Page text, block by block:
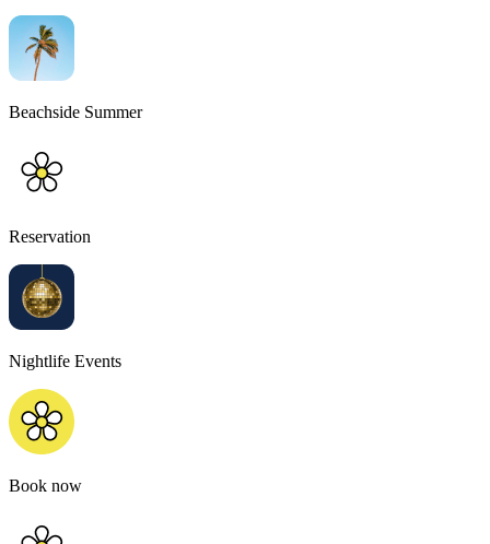
Beachside Summer
Reservation
Nightlife Events
Book now